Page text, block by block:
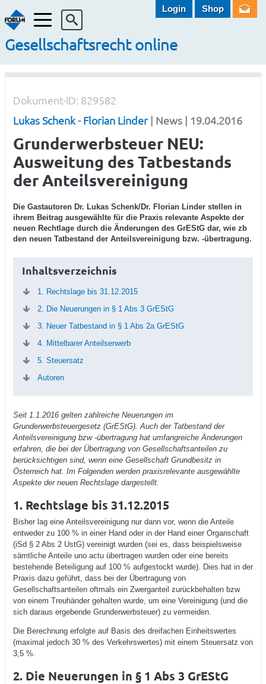
Menü
Gesellschaftsrecht online
Login Shop
Dokument-ID: 829582
Lukas Schenk-Florian Linder| News | 19.04.2016
Grunderwerbsteuer NEU:
Ausweitung des Tatbestands
der Anteilsvereinigung
Die Gastautoren Dr. Lukas Schenk/Dr. Florian Linder stellen in
ihrem Beitrag ausgewählte für die Praxis relevante Aspekte der
neuen Rechtlage durch die Änderungen des GrEStG dar, wie zb
den neuen Tatbestand der Anteilsvereinigung bzw. -übertragung.
Inhaltsverzeichnis
1. Rechtslage bis 31.12.2015
2. Die Neuerungen in § 1 Abs 3 GrEStG
3. Neuer Tatbestand in § 1 Abs 2a GrEStG
4. Mittelbarer Anteilserwerb
5. Steuersatz
Autoren
Seit 1.1.2016 gelten zahlreiche Neuerungen im
Grunderwerbsteuergesetz (GrEStG). Auch der Tatbestand der
Anteilsvereinigung bzw -übertragung hat umfangreiche Änderungen
erfahren, die bei der Übertragung von Gesellschaftsanteilen zu
berücksichtigen sind, wenn eine Gesellschaft Grundbesitz in
Österreich hat. Im Folgenden werden praxisrelevante ausgewählte
Aspekte der neuen Rechtslage dargestellt.
1. Rechtslage bis 31.12.2015
Bisher lag eine Anteilsvereinigung nur dann vor, wenn die Anteile
entweder zu 100 % in einer Hand oder in der Hand einer Organschaft
(iSd § 2 Abs 2 UstG) vereinigt wurden (sei es, dass beispielsweise
sämtliche Anteile uno actu übertragen wurden oder eine bereits
bestehende Beteiligung auf 100 % aufgestockt wurde). Dies hat in der
Praxis dazu geführt, dass bei der Übertragung von
Gesellschaftsanteilen oftmals ein Zwerganteil zurückbehalten bzw
von einem Treuhänder gehalten wurde, um eine Vereinigung (und die
sich daraus ergebende Grunderwerbsteuer) zu vermeiden.
Die Berechnung erfolgte auf Basis des dreifachen Einheitswertes
(maximal jedoch 30 % des Verkehrswertes) mit einem Steuersatz von
3,5 %.
2. Die Neuerungen in § 1 Abs 3 GrEStG